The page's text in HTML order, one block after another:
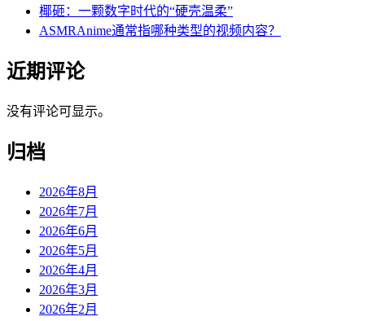
椰砸：一颗数字时代的“硬壳温柔”
ASMRAnime通常指哪种类型的视频内容？
近期评论
没有评论可显示。
归档
2026年8月
2026年7月
2026年6月
2026年5月
2026年4月
2026年3月
2026年2月